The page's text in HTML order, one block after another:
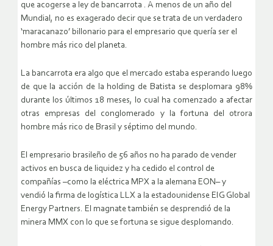
que acogerse a ley de bancarrota . A menos de un año del
Mundial, no es exagerado decir que se trata de un verdadero
‘maracanazo’ billonario para el empresario que quería ser el
hombre más rico del planeta.
La bancarrota era algo que el mercado estaba esperando luego
de que la acción de la holding de Batista se desplomara 98%
durante los últimos 18 meses, lo cual ha comenzado a afectar
otras empresas del conglomerado y la fortuna del otrora
hombre más rico de Brasil y séptimo del mundo.
El empresario brasileño de 56 años no ha parado de vender
activos en busca de liquidez y ha cedido el control de
compañías –como la eléctrica MPX a la alemana EON– y
vendió la firma de logística LLX a la estadounidense EIG Global
Energy Partners. El magnate también se desprendió de la
minera MMX con lo que se fortuna se sigue desplomando.